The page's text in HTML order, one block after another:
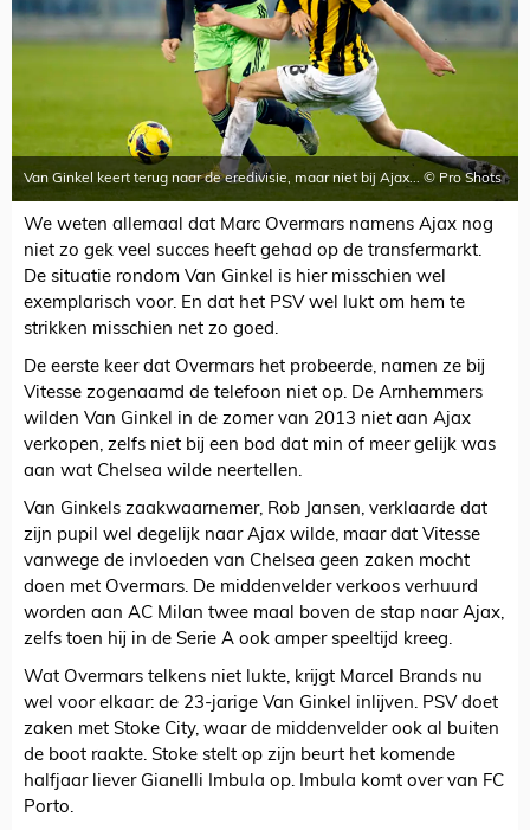
Van Ginkel keert terug naar de eredivisie, maar niet bij Ajax... © Pro Shots
We weten allemaal dat Marc Overmars namens Ajax nog
niet zo gek veel succes heeft gehad op de transfermarkt.
De situatie rondom Van Ginkel is hier misschien wel
exemplarisch voor. En dat het PSV wel lukt om hem te
strikken misschien net zo goed.
De eerste keer dat Overmars het probeerde, namen ze bij
Vitesse zogenaamd de telefoon niet op. De Arnhemmers
wilden Van Ginkel in de zomer van 2013 niet aan Ajax
verkopen, zelfs niet bij een bod dat min of meer gelijk was
aan wat Chelsea wilde neertellen.
Van Ginkels zaakwaarnemer, Rob Jansen, verklaarde dat
zijn pupil wel degelijk naar Ajax wilde, maar dat Vitesse
vanwege de invloeden van Chelsea geen zaken mocht
doen met Overmars. De middenvelder verkoos verhuurd
worden aan AC Milan twee maal boven de stap naar Ajax,
zelfs toen hij in de Serie A ook amper speeltijd kreeg.
Wat Overmars telkens niet lukte, krijgt Marcel Brands nu
wel voor elkaar: de 23-jarige Van Ginkel inlijven. PSV doet
zaken met Stoke City, waar de middenvelder ook al buiten
de boot raakte. Stoke stelt op zijn beurt het komende
halfjaar liever Gianelli Imbula op. Imbula komt over van FC
Porto.